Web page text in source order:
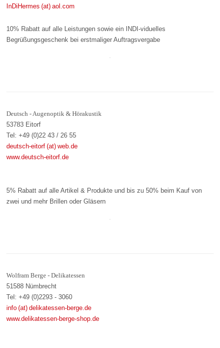
InDiHermes (at) aol.com
10% Rabatt auf alle Leistungen sowie ein INDI-viduelles
Begrüßungsgeschenk bei erstmaliger Auftragsvergabe
Deutsch - Augenoptik & Hörakustik
53783 Eitorf
Tel: +49 (0)22 43 / 26 55
deutsch-eitorf (at) web.de
www.deutsch-eitorf.de
5% Rabatt auf alle Artikel & Produkte und bis zu 50% beim Kauf von
zwei und mehr Brillen oder Gläsern
Wolfram Berge - Delikatessen
51588 Nümbrecht
Tel: +49 (0)2293 - 3060
info (at) delikatessen-berge.de
www.delikatessen-berge-shop.de